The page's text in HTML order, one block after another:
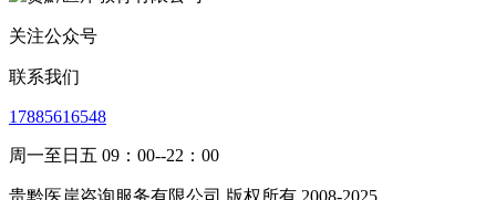
关注公众号
联系我们
17885616548
周一至日五 09：00--22：00
贵黔医岸咨询服务有限公司 版权所有 2008-2025